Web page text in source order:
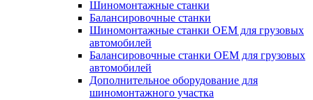
Шиномонтажные станки
Балансировочные станки
Шиномонтажные станки ОЕМ для грузовых
автомобилей
Балансировочные станки ОЕМ для грузовых
автомобилей
Дополнительное оборудование для
шиномонтажного участка